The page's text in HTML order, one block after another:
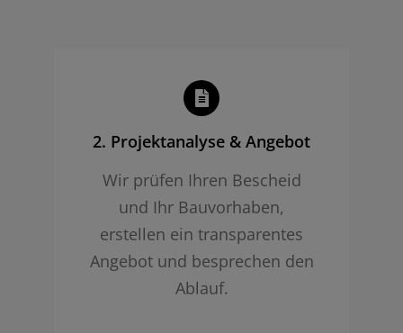
2. Projekt­analyse & Angebot
Wir prüfen Ihren Bescheid
und Ihr Bauvorhaben,
erstellen ein transparentes
Angebot und besprechen den
Ablauf.